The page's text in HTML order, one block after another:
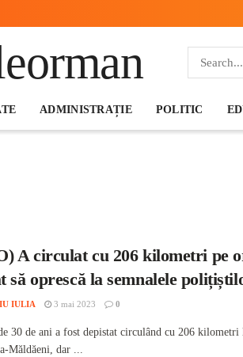
ADMINISTRAȚIE POLITIC
A circulat cu 206 kilometri pe
să oprescă la semnalele
IULIA 3 mai 2023 0
30 de ani a fost depistat circulând cu 206 kilometri
Măldăeni, dar ...